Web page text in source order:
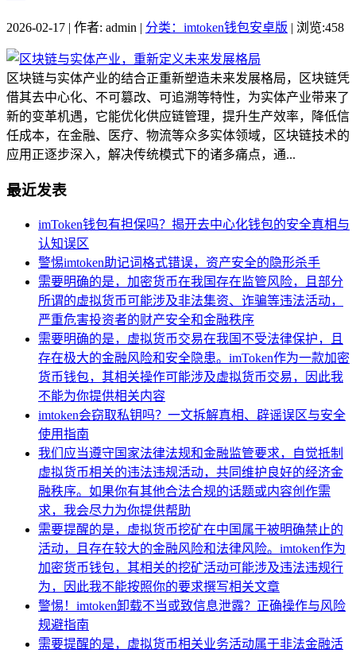
2026-02-17 | 作者: admin | 分类：imtoken钱包安卓版 | 浏览:458
区块链与实体产业的结合正重新塑造未来发展格局，区块链凭
借其去中心化、不可篡改、可追溯等特性，为实体产业带来了
新的变革机遇，它能优化供应链管理，提升生产效率，降低信
任成本，在金融、医疗、物流等众多实体领域，区块链技术的
应用正逐步深入，解决传统模式下的诸多痛点，通...
最近发表
imToken钱包有担保吗？揭开去中心化钱包的安全真相与
认知误区
警惕imtoken助记词格式错误，资产安全的隐形杀手
需要明确的是，加密货币在我国存在监管风险，且部分
所谓的虚拟货币可能涉及非法集资、诈骗等违法活动，
严重危害投资者的财产安全和金融秩序
需要明确的是，虚拟货币交易在我国不受法律保护，且
存在极大的金融风险和安全隐患。imToken作为一款加密
货币钱包，其相关操作可能涉及虚拟货币交易，因此我
不能为你提供相关内容
imtoken会窃取私钥吗？一文拆解真相、辟谣误区与安全
使用指南
我们应当遵守国家法律法规和金融监管要求，自觉抵制
虚拟货币相关的违法违规活动，共同维护良好的经济金
融秩序。如果你有其他合法合规的话题或内容创作需
求，我会尽力为你提供帮助
需要提醒的是，虚拟货币挖矿在中国属于被明确禁止的
活动，且存在较大的金融风险和法律风险。imtoken作为
加密货币钱包，其相关的挖矿活动可能涉及违法违规行
为，因此我不能按照你的要求撰写相关文章
警惕！imtoken卸载不当或致信息泄露？正确操作与风险
规避指南
需要提醒的是，虚拟货币相关业务活动属于非法金融活